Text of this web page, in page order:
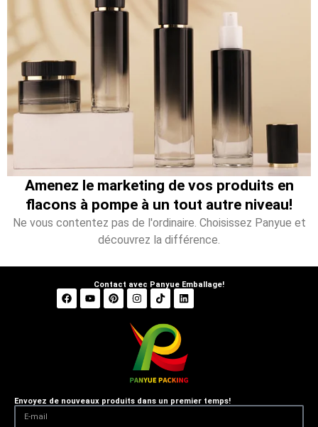
Amenez le marketing de vos produits en
flacons à pompe à un tout autre niveau!
Ne vous contentez pas de l'ordinaire. Choisissez Panyue et
découvrez la différence.
Contact avec Panyue Emballage!
Envoyez de nouveaux produits dans un premier temps!